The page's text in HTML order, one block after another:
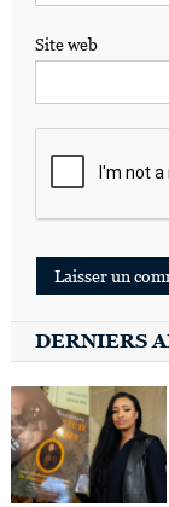
Site web
DERNIERS